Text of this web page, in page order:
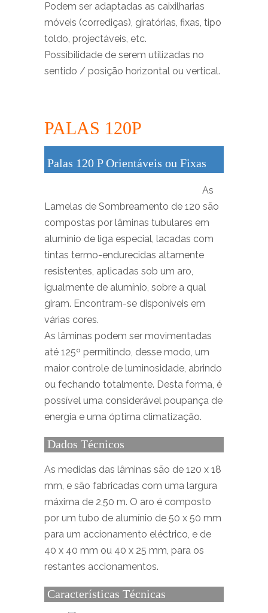
Podem ser adaptadas as caixilharias
móveis (corrediças), giratórias, fixas, tipo
toldo, projectáveis, etc.
Possibilidade de serem utilizadas no
sentido / posição horizontal ou vertical.
PALAS 120P
Palas 120 P Orientáveis ou Fixas
As
Lamelas de Sombreamento de 120 são
compostas por lâminas tubulares em
alumínio de liga especial, lacadas com
tintas termo-endurecidas altamente
resistentes, aplicadas sob um aro,
igualmente de alumínio, sobre a qual
giram. Encontram-se disponíveis em
várias cores.
As lâminas podem ser movimentadas
até 125º permitindo, desse modo, um
maior controle de luminosidade, abrindo
ou fechando totalmente. Desta forma, é
possível uma considerável poupança de
energia e uma óptima climatização.
Dados Técnicos
As medidas das lâminas são de 120 x 18
mm, e são fabricadas com uma largura
máxima de 2,50 m. O aro é composto
por um tubo de alumínio de 50 x 50 mm
para um accionamento eléctrico, e de
40 x 40 mm ou 40 x 25 mm, para os
restantes accionamentos.
Características Técnicas